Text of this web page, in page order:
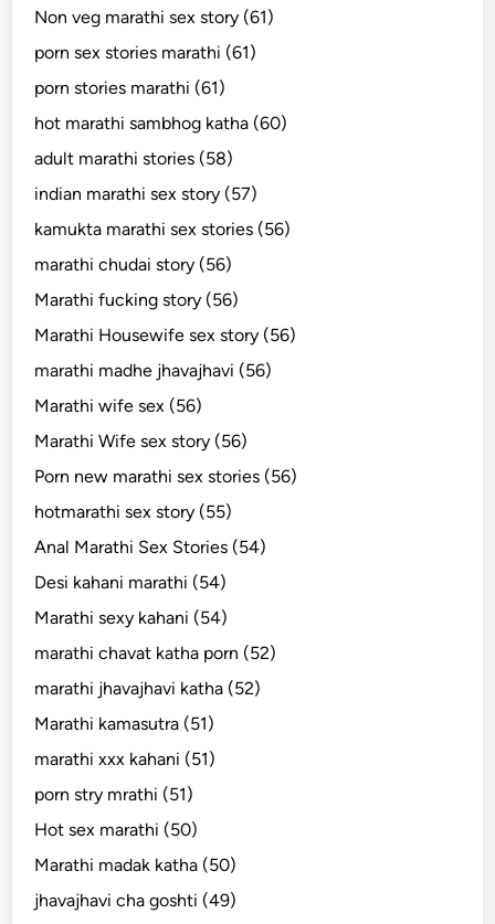
Non veg marathi sex story (61)
porn sex stories marathi (61)
porn stories marathi (61)
hot marathi sambhog katha (60)
adult marathi stories (58)
indian marathi sex story (57)
kamukta marathi sex stories (56)
marathi chudai story (56)
Marathi fucking story (56)
Marathi Housewife sex story (56)
marathi madhe jhavajhavi (56)
Marathi wife sex (56)
Marathi Wife sex story (56)
Porn new marathi sex stories (56)
hotmarathi sex story (55)
Anal Marathi Sex Stories (54)
Desi kahani marathi (54)
Marathi sexy kahani (54)
marathi chavat katha porn (52)
marathi jhavajhavi katha (52)
Marathi kamasutra (51)
marathi xxx kahani (51)
porn stry mrathi (51)
Hot sex marathi (50)
Marathi madak katha (50)
jhavajhavi cha goshti (49)